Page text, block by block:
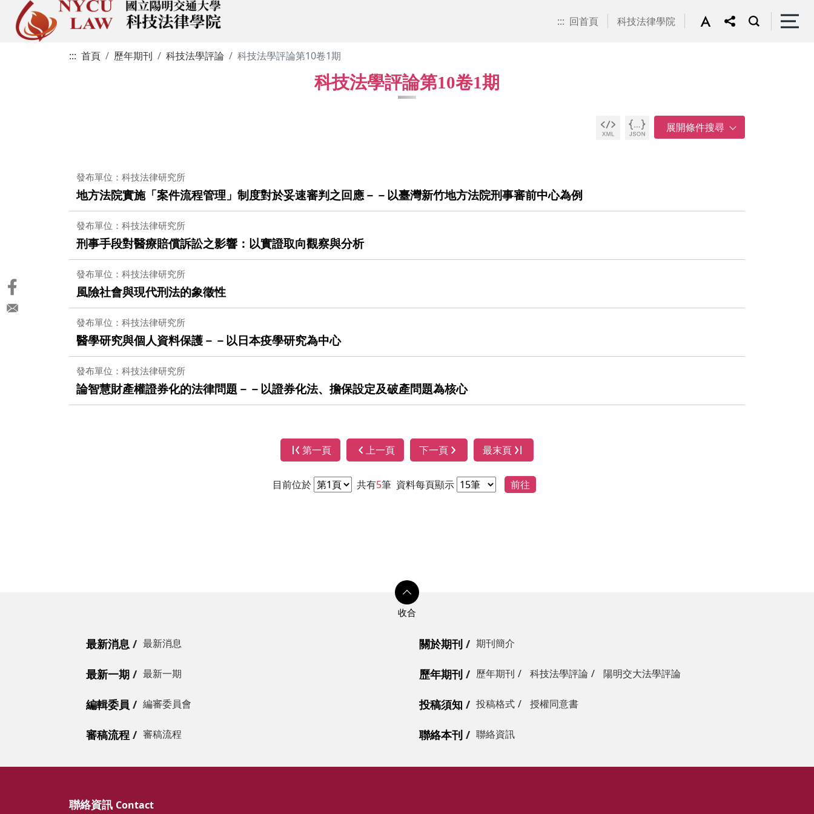
::: 回首頁 科技法律學院
::: 首頁 歷年期刊 科技法學評論 科技法學評論第10卷1期
科技法學評論第10卷1期
發布單位：科技法律研究所
地方法院實施「案件流程管理」制度對於妥速審判之回應－－以臺灣新竹地方法院刑事審前中心為例
發布單位：科技法律研究所
刑事手段對醫療賠償訴訟之影響：以實證取向觀察與分析
發布單位：科技法律研究所
風險社會與現代刑法的象徵性
發布單位：科技法律研究所
醫學研究與個人資料保護－－以日本疫學研究為中心
發布單位：科技法律研究所
論智慧財產權證券化的法律問題－－以證券化法、擔保設定及破產問題為核心
第一頁 上一頁 下一頁 最末頁
目前位於 共有5筆 資料每頁顯示 前往
最新消息 最新消息 關於期刊 期刊簡介
最新一期 最新一期 歷年期刊 歷年期刊 科技法學評論 陽明交大法學評論
編輯委員 編審委員會 投稿須知 投稿格式 授權同意書
審稿流程 審稿流程 聯絡本刊 聯絡資訊
聯絡資訊 Contact